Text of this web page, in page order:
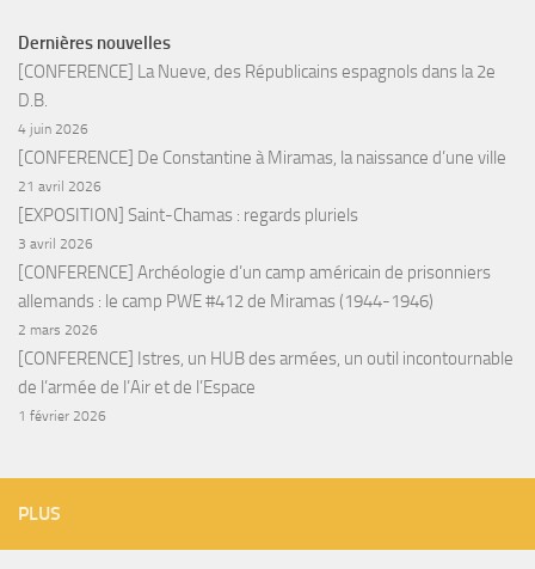
Dernières nouvelles
[CONFERENCE] La Nueve, des Républicains espagnols dans la 2e
D.B.
4 juin 2026
[CONFERENCE] De Constantine à Miramas, la naissance d’une ville
21 avril 2026
[EXPOSITION] Saint-Chamas : regards pluriels
3 avril 2026
[CONFERENCE] Archéologie d’un camp américain de prisonniers
allemands : le camp PWE #412 de Miramas (1944-1946)
2 mars 2026
[CONFERENCE] Istres, un HUB des armées, un outil incontournable
de l’armée de l’Air et de l’Espace
1 février 2026
PLUS